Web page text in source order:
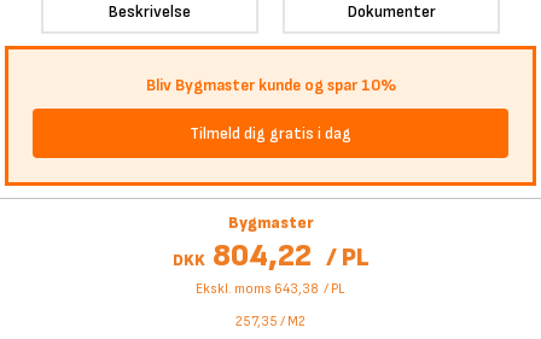
Beskrivelse Dokumenter
Bliv Bygmaster kunde og spar 10%
Tilmeld dig gratis i dag
Bygmaster
DKK 804,22 / PL
Ekskl. moms 643,38 / PL
257,35 / M2